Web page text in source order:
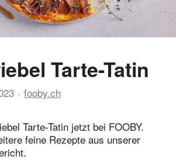
Tarte-Tatin
fooby.ch
Tarte-Tatin jetzt bei FOOBY.
feine Rezepte aus unserer